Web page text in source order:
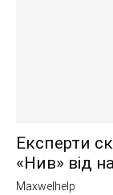
Експерти
«Нив» від
Maxwelhelp